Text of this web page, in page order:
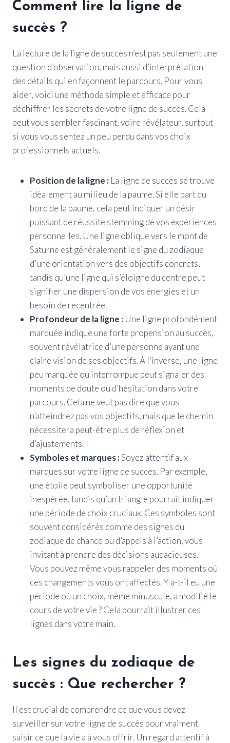
Comment lire la ligne de
succès ?
La lecture de la ligne de succès n’est pas seulement une
question d’observation, mais aussi d’interprétation
des détails qui en façonnent le parcours. Pour vous
aider, voici une méthode simple et efficace pour
déchiffrer les secrets de votre ligne de succès. Cela
peut vous sembler fascinant, voire révélateur, surtout
si vous vous sentez un peu perdu dans vos choix
professionnels actuels.
Position de la ligne : La ligne de succès se trouve
idéalement au milieu de la paume. Si elle part du
bord de la paume, cela peut indiquer un désir
puissant de réussite stemming de vos expériences
personnelles. Une ligne oblique vers le mont de
Saturne est généralement le signe du zodiaque
d’une orientation vers des objectifs concrets,
tandis qu’une ligne qui s’éloigne du centre peut
signifier une dispersion de vos énergies et un
besoin de recentrée.
Profondeur de la ligne : Une ligne profondément
marquée indique une forte propension au succès,
souvent révélatrice d’une personne ayant une
claire vision de ses objectifs. À l’inverse, une ligne
peu marquée ou interrompue peut signaler des
moments de doute ou d’hésitation dans votre
parcours. Cela ne veut pas dire que vous
n’atteindrez pas vos objectifs, mais que le chemin
nécessitera peut-être plus de réflexion et
d’ajustements.
Symboles et marques :Soyez attentif aux
marques sur votre ligne de succès. Par exemple,
une étoile peut symboliser une opportunité
inespérée, tandis qu’un triangle pourrait indiquer
une période de choix cruciaux. Ces symboles sont
souvent considérés comme des signes du
zodiaque de chance ou d’appels à l’action, vous
invitant à prendre des décisions audacieuses.
Vous pouvez même vous rappeler des moments où
ces changements vous ont affectés. Y a-t-il eu une
période où un choix, même minuscule, a modifié le
cours de votre vie ? Cela pourrait illustrer ces
lignes dans votre main.
Les signes du zodiaque de
succès : Que rechercher ?
Il est crucial de comprendre ce que vous devez
surveiller sur votre ligne de succès pour vraiment
saisir ce que la vie a à vous offrir. Un regard attentif à